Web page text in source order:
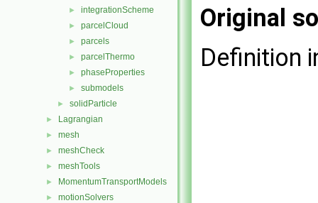
► integrationScheme
► parcelCloud
► parcels
► parcelThermo
► phaseProperties
► submodels
► solidParticle
► Lagrangian
► mesh
► meshCheck
► meshTools
► MomentumTransportModels
► motionSolvers
Original
Definition